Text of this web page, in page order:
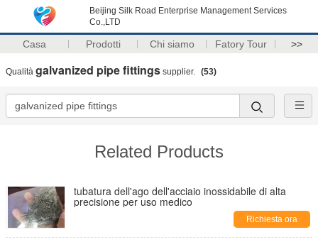
Beijing Silk Road Enterprise Management Services
Co.,LTD
Casa Prodotti Chi siamo Fatory Tour >>
Qualità galvanized pipe fittings supplier. (53)
Related Products
tubatura dell'ago dell'acciaio inossidabile di alta
precisione per uso medico
Richiesta ora